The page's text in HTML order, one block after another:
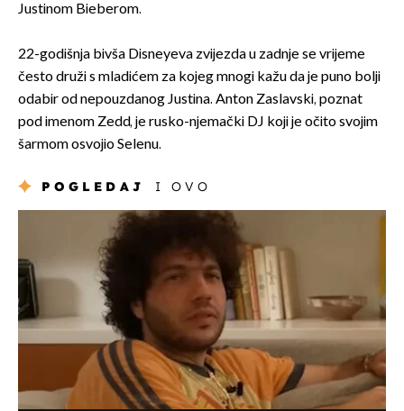
Justinom Bieberom.
22-godišnja bivša Disneyeva zvijezda u zadnje se vrijeme
često druži s mladićem za kojeg mnogi kažu da je puno bolji
odabir od nepouzdanog Justina. Anton Zaslavski, poznat
pod imenom Zedd, je rusko-njemački DJ koji je očito svojim
šarmom osvojio Selenu.
POGLEDAJ I OVO